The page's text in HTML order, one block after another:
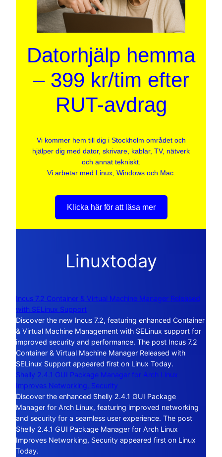
Datorhjälp hemma
– 399 kr/tim efter
RUT-avdrag
Vi kommer hem till dig i Stockholm området och
hjälper dig med dator, skrivare, kablar, TV, nätverk
och annat tekniskt.
Vi arbetar med Linux, Windows och Mac.
Klicka här för att läsa mer
Linuxtoday
Incus 7.2 Container & Virtual Machine Manager Released
with SELinux Support
Discover the new Incus 7.2, featuring enhanced Container
& Virtual Machine Management with SELinux support for
improved security and performance. The post Incus 7.2
Container & Virtual Machine Manager Released with
SELinux Support appeared first on Linux Today.
Shelly 2.4.1 GUI Package Manager for Arch Linux
Improves Networking, Security
Discover the enhanced Shelly 2.4.1 GUI Package
Manager for Arch Linux, featuring improved networking
and security for a seamless user experience. The post
Shelly 2.4.1 GUI Package Manager for Arch Linux
Improves Networking, Security appeared first on Linux
Today.